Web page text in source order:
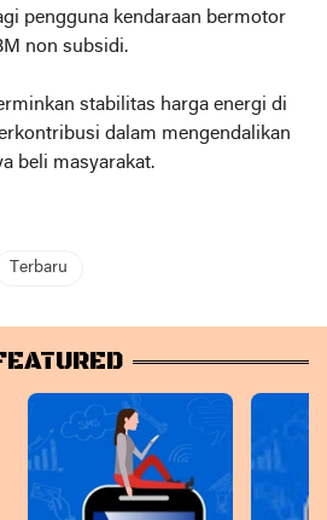
pengguna kendaraan bermotor
non subsidi.
stabilitas harga energi di
dalam mengendalikan
beli masyarakat.
Terbaru